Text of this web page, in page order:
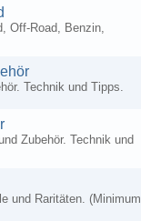
Off-Road, Benzin,
Technik und Tipps.
Zubehör. Technik und
und Raritäten. (Minimum